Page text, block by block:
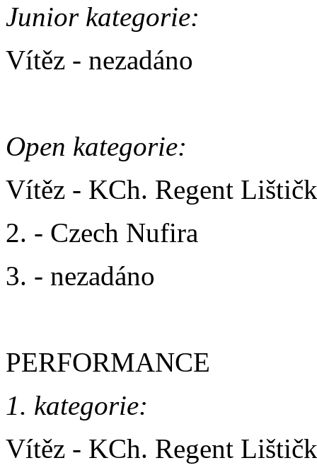
Junior kategorie:
Vítěz - nezadáno
Open kategorie:
Vítěz - KCh. Regent
2. - Czech Nufira
3. - nezadáno
PERFORMANCE
1. kategorie:
Vítěz - KCh. Regent